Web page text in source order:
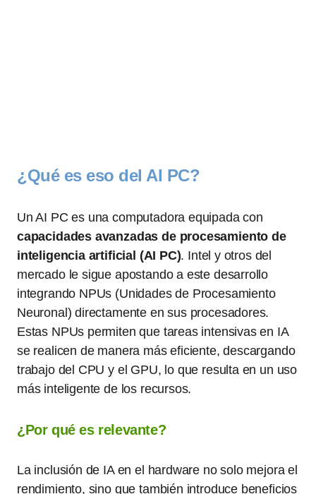
¿Qué es eso del AI PC?
Un AI PC es una computadora equipada con
capacidades avanzadas de procesamiento de
inteligencia artificial (AI PC). Intel y otros del
mercado le sigue apostando a este desarrollo
integrando NPUs (Unidades de Procesamiento
Neuronal) directamente en sus procesadores.
Estas NPUs permiten que tareas intensivas en IA
se realicen de manera más eficiente, descargando
trabajo del CPU y el GPU, lo que resulta en un uso
más inteligente de los recursos.
¿Por qué es relevante?
La inclusión de IA en el hardware no solo mejora el
rendimiento, sino que también introduce beneficios